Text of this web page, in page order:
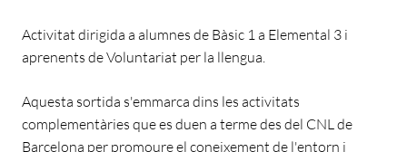
Activitat dirigida a alumnes de Bàsic 1 a Elemental 3 i
aprenents de Voluntariat per la llengua.
Aquesta sortida s'emmarca dins les activitats
complementàries que es duen a terme des del CNL de
Barcelona per promoure el coneixement de l'entorn i